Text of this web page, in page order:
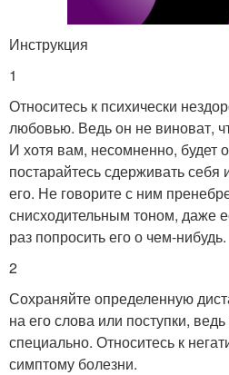
Инструкция
1
Относитесь к психически
любовью. Ведь он не виноват,
И хотя вам, несомненно, будет
постарайтесь сдерживать
его. Не говорите с ним
снисходительным тоном, даже
раз попросить его о чем-нибудь.
2
Сохраняйте определенную
на его слова или поступки,
специально. Относитесь к
симптому болезни.